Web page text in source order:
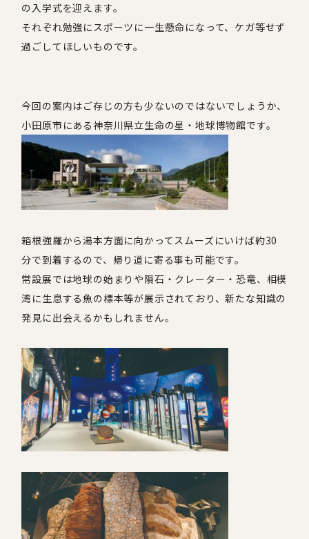
の入学式を迎えます。
それぞれ勉強にスポーツに一生懸命になって、ケガ等せず
過ごしてほしいものです。
今回の案内はご存じの方も少ないのではないでしょうか、
小田原市にある神奈川県立生命の星・地球博物館です。
箱根強羅から湯本方面に向かってスムーズにいけば約30
分で到着するので、帰り道に寄る事も可能です。
常設展では地球の始まりや隕石・クレーター・恐竜、相模
湾に生息する魚の標本等が展示されており、新たな知識の
発見に出会えるかもしれません。